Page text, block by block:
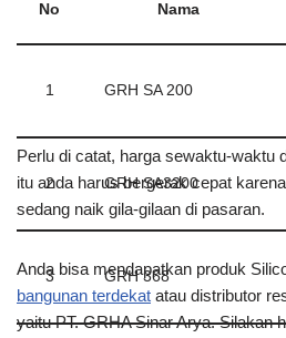
No Nama
1 GRH SA 200
2 GRH SA3200
3 GRH 368
Perlu di catat, harga sewaktu-waktu
itu anda harus bergerak cepat
sedang naik gila-gilaan di pasaran.
Anda bisa mendapatkan produk
bangunan terdekat atau distributor
yaitu PT. GRHA Sinar Arya. Silakan